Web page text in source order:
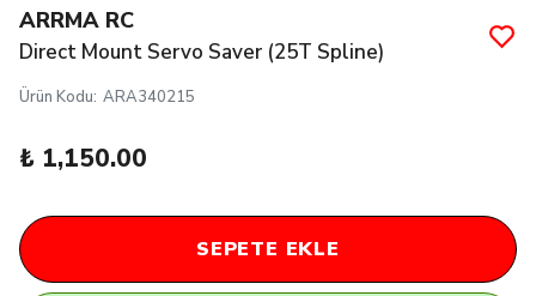
ARRMA RC
Direct Mount Servo Saver (25T Spline)
Ürün Kodu: ARA340215
₺ 1,150.00
SEPETE EKLE